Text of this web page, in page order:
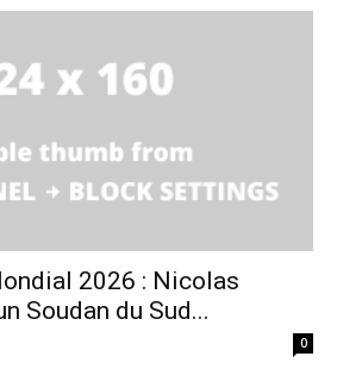
2026 : Nicolas
Soudan du Sud...
0